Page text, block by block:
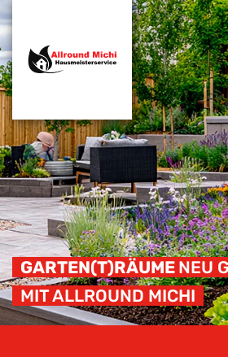
GARTEN(T)RÄUME NEU
MIT ALLROUND MICHI